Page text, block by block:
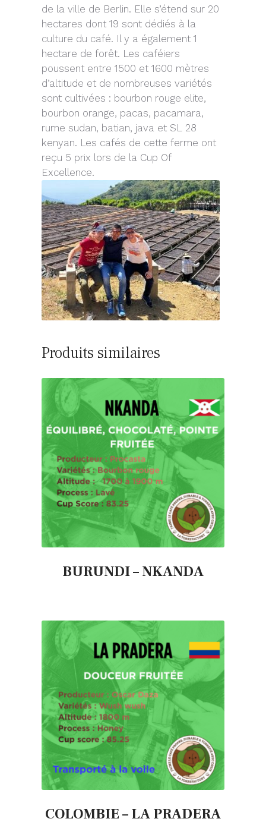
de la ville de Berlin. Elle s’étend sur 20
hectares dont 19 sont dédiés à la
culture du café. Il y a également 1
hectare de forêt. Les caféiers
poussent entre 1500 et 1600 mètres
d’altitude et de nombreuses variétés
sont cultivées : bourbon rouge elite,
bourbon orange, pacas, pacamara,
rume sudan, batian, java et SL 28
kenyan. Les cafés de cette ferme ont
reçu 5 prix lors de la Cup Of
Excellence.
Produits similaires
BURUNDI – NKANDA
COLOMBIE – LA PRADERA